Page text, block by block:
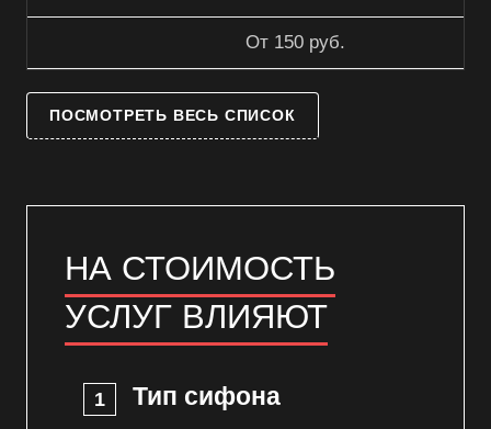
От 150 руб.
ПОСМОТРЕТЬ ВЕСЬ СПИСОК
НА СТОИМОСТЬ
УСЛУГ ВЛИЯЮТ
Тип сифона